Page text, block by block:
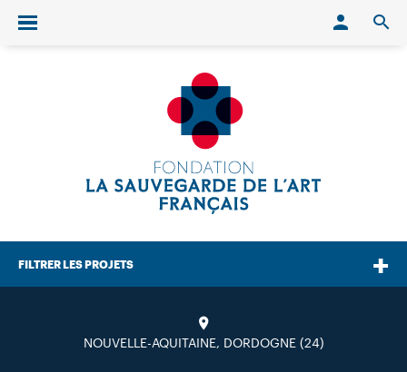
Ouvrir/fermer le menu
FILTRER LES PROJETS
NOUVELLE-AQUITAINE, DORDOGNE (24)